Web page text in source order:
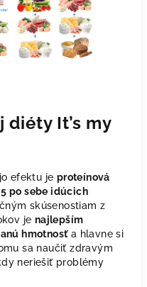
It’s my
efektu je proteínová
po sebe idúcich
skúsenostiam z
je najlepším
hmotnosťa hlavne si
sa naučiť zdravým
neriešiť problémy